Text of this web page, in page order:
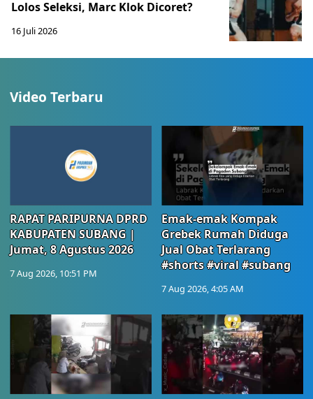
Lolos Seleksi, Marc Klok Dicoret?
16 Juli 2026
Video Terbaru
RAPAT PARIPURNA DPRD
KABUPATEN SUBANG |
Jumat, 8 Agustus 2026
7 Aug 2026, 10:51 PM
Emak-emak Kompak
Grebek Rumah Diduga
Jual Obat Terlarang
#shorts #viral #subang
7 Aug 2026, 4:05 AM